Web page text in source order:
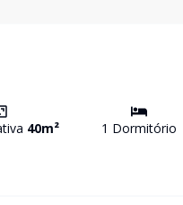
40m² 1 Dormitório